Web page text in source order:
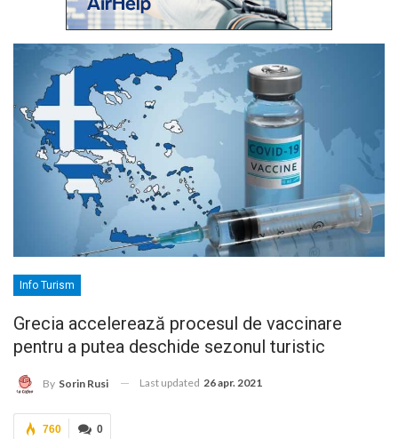
Info Turism
Grecia accelerează procesul de vaccinare
pentru a putea deschide sezonul turistic
By Sorin Rusi Last updated 26 apr. 2021
0
760